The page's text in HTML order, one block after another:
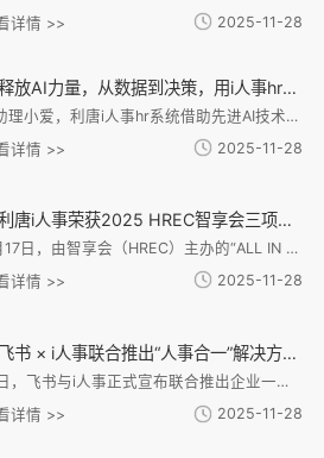
详情 >>
2025-11-28
放AI力量，从数据到决策，用i人事hr系统全程高能！
AI助理小爱，利唐i人事hr系统借助先进AI技术、大规模预训练模型和云计算能力推出的虚拟数字人
详情 >>
2025-11-28
唐i人事荣获2025 HREC智享会三项大奖，技术实力获行业认可
9月17日，由智享会（HREC）主办的“ALL IN 2025人力资源服务展·上海站”正式揭晓「2025智享会人力资源供应商价值大奖」。i人事凭借领先的产品创新能力与卓越的客户实践价值，荣膺「2025 HCM系统云服务HR臻选供应商」「2025招聘管理系统HR臻选供应商」及「2025薪酬管理与核算系统HR臻选供应商」三项殊荣，进一步彰显其在中国HR SaaS领域的领先实力。
详情 >>
2025-11-28
飞书 × i人事联合推出“人事合一”解决方案，助力企业数字化转型
近日，飞书与i人事正式宣布联合推出企业一体化人力资源管理解决方案，标志着企业数字化转型迈入“人事合一、人企一体化”的新阶段。
详情 >>
2025-11-28